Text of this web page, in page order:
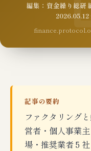
編集：資金繰り総
記事の要約
ファクタリング
営者・個人事業
場・推奨業者 5